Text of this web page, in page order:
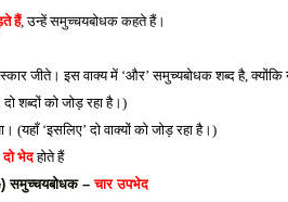
हैं, उन्हें समुच्चयबोधक कहते हैं।
जीते। इस वाक्य में ‘और’ समुच्यबोधक शब्द है, क्योंकि
शब्दों को जोड़ रहा है।)
(यहाँ ‘इसलिए’ दो वाक्यों को जोड़ रहा है।)
दो भेद होते हैं
समुच्चयबोधक – चार उपभेद